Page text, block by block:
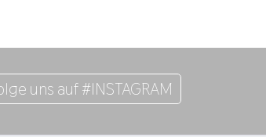
uns auf #INSTAGRAM